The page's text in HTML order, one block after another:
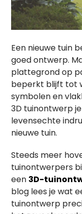
Een nieuwe tuin
goed ontwerp.
plattegrond op
beperkt blijft tot
symbolen en
3D tuinontwerp
levensechte
nieuwe tuin.
Steeds meer
tuinontwerpers
een 3D-
blog lees je wat
tuinontwerp